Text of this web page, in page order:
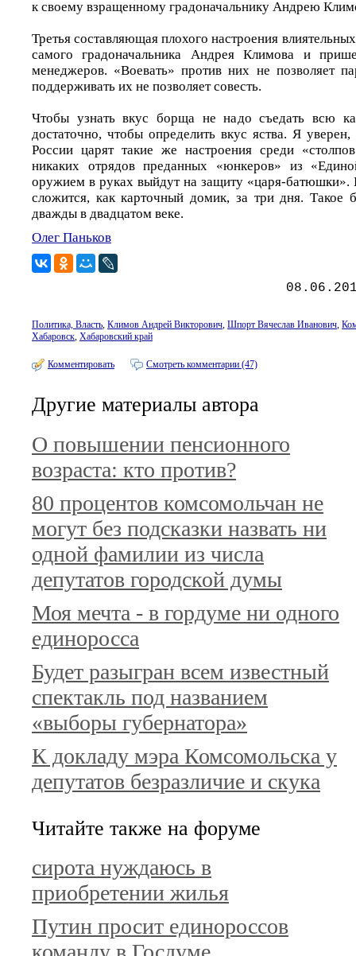
к своему взращенному градоначальнику Андрею
Третья составляющая плохого настроения
самого градоначальника Андрея Климова и
менеджеров. «Воевать» против них не позволяет
поддерживать их не позволяет совесть.
Чтобы узнать вкус борща не надо съедать всю
достаточно, чтобы определить вкус яства. Я
России царят такие же настроения среди
никаких отрядов преданных «юнкеров» из
оружием в руках выйдут на защиту «царя-батюшки».
сложится, как карточный домик, за три дня. Такое
дважды в двадцатом веке.
Олег Паньков
Политика, Власть, Климов Андрей Викторович, Шпорт Вячеслав Иванович,
Хабаровск, Хабаровский край
Комментировать Смотреть комментарии (47)
Другие материалы автора
О повышении пенсионного
возраста: кто против?
80 процентов комсомольчан не
могут без подсказки назвать ни
одной фамилии из числа
депутатов городской думы
Моя мечта - в гордуме ни одного
единоросса
Будет разыгран всем известный
спектакль под названием
«выборы губернатора»
К докладу мэра Комсомольска у
депутатов безразличие и скука
Читайте также на форуме
сирота нуждаюсь в
приобретении жилья
Путин просит единороссов